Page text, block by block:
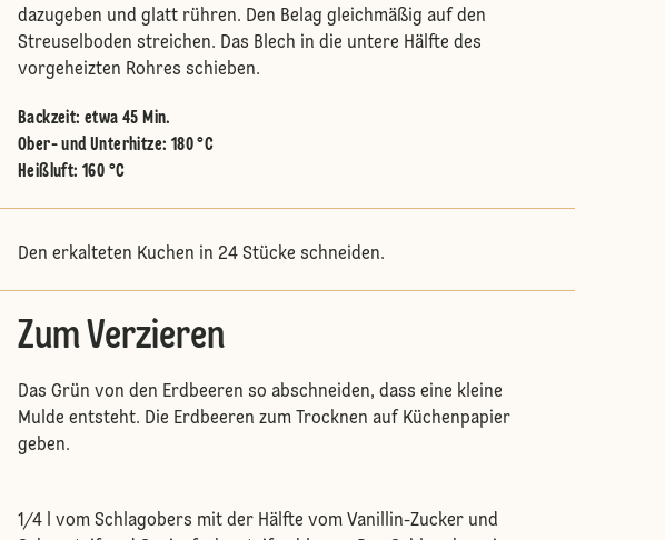
dazugeben und glatt rühren. Den Belag gleichmäßig auf den
Streuselboden streichen. Das Blech in die untere Hälfte des
vorgeheizten Rohres schieben.
Backzeit: etwa 45 Min.
Ober- und Unterhitze: 180 °C
Heißluft: 160 °C
Den erkalteten Kuchen in 24 Stücke schneiden.
Zum Verzieren
Das Grün von den Erdbeeren so abschneiden, dass eine kleine
Mulde entsteht. Die Erdbeeren zum Trocknen auf Küchenpapier
geben.
1/4 l vom Schlagobers mit der Hälfte vom Vanillin-Zucker und